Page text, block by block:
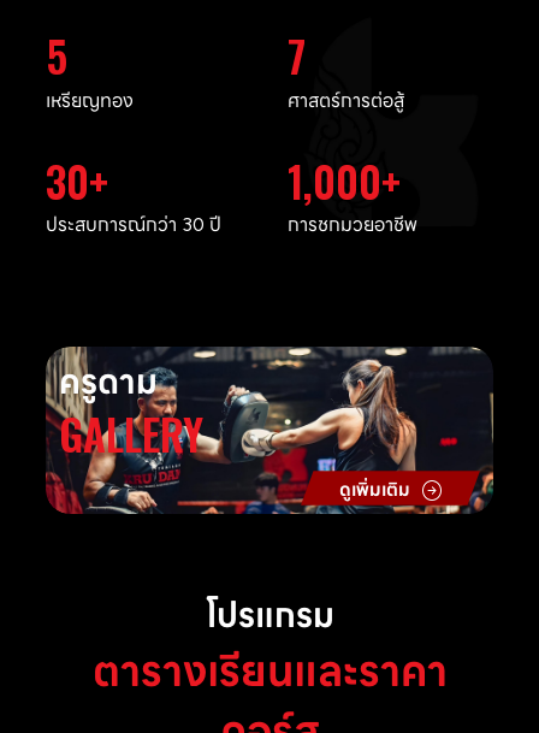
5
เหรียญทอง
7
ศาสตร์การต่อสู้
30
ประสบการณ์กว่า 30 ปี
1,000
การชกมวยอาชีพ
ครูดาม
GALLERY
ดูเพิ่มเติม
โปรแกรม
ตารางเรียนและราคา